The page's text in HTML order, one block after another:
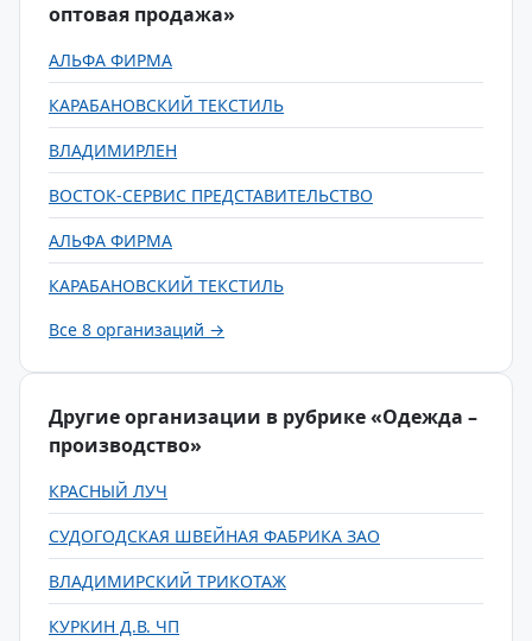
оптовая продажа»
АЛЬФА ФИРМА
КАРАБАНОВСКИЙ ТЕКСТИЛЬ
ВЛАДИМИРЛЕН
ВОСТОК-СЕРВИС ПРЕДСТАВИТЕЛЬСТВО
АЛЬФА ФИРМА
КАРАБАНОВСКИЙ ТЕКСТИЛЬ
Все 8 организаций →
Другие организации в рубрике «Одежда –
производство»
КРАСНЫЙ ЛУЧ
СУДОГОДСКАЯ ШВЕЙНАЯ ФАБРИКА ЗАО
ВЛАДИМИРСКИЙ ТРИКОТАЖ
КУРКИН Д.В. ЧП